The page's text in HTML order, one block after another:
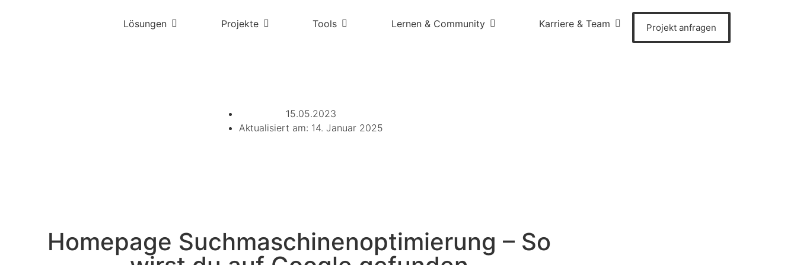
Lösungen Projekte Tools Lernen & Community Karriere & Team Projekt anfragen
15.05.2023
Aktualisiert am: 14. Januar 2025
Homepage Suchmaschinenoptimierung – So